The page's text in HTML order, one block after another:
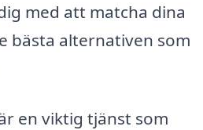
med att matcha dina
bästa alternativen som
en viktig tjänst som